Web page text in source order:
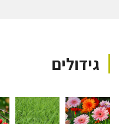
גידולים